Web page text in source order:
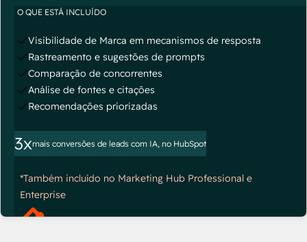
O QUE ESTÁ INCLUÍDO
Visibilidade de Marca em mecanismos de resposta
Rastreamento e sugestões de prompts
Comparação de concorrentes
Análise de fontes e citações
Recomendações priorizadas
3xmais conversões de leads com IA, no HubSpot
*Também incluído no Marketing Hub Professional e
Enterprise